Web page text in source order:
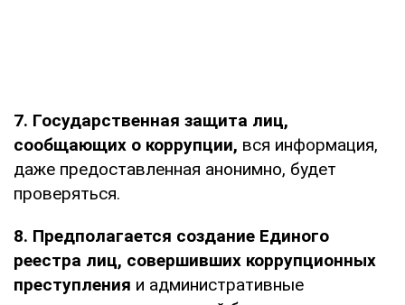
7. Государственная защита лиц,
сообщающих о коррупции, вся информация,
даже предоставленная анонимно, будет
проверяться.
8. Предполагается создание Единого
реестра лиц, совершивших коррупционных
преступления и административные